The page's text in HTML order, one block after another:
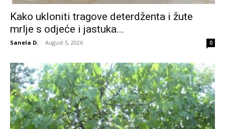
Kako ukloniti tragove deterdženta i žute
mrlje s odjeće i jastuka...
Sanela D. - August 5, 2026 0